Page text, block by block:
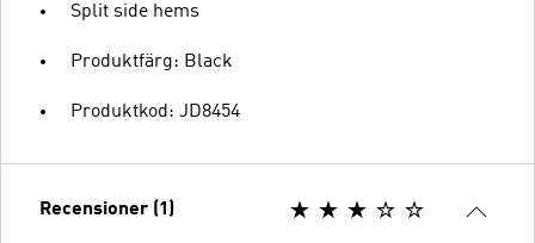
Split side hems
Produktfärg: Black
Produktkod: JD8454
Recensioner (1)